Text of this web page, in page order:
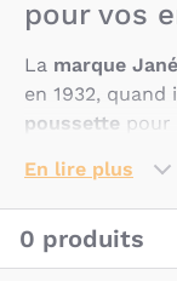
pour vos
La marque Jané
en 1932, quand
poussette pour
sespoussettes
trèspopulaires
Ainsi, la
sur le marché
En lire plus
0 produits